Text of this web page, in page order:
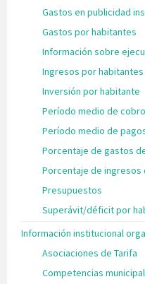
Gastos en publicidad
Gastos por habitantes
Información sobre
Ingresos por habitantes
Inversión por habitante
Período medio de cobro
Período medio de
Porcentaje de gastos
Porcentaje de ingresos
Presupuestos
Superávit/déficit por
Información institucional
Asociaciones de Tarifa
Competencias